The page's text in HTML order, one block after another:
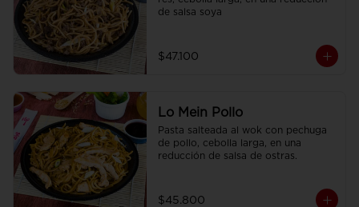
de salsa soya
$47.100
Lo Mein Pollo
Pasta salteada al wok con pechuga
de pollo, cebolla larga, en una
reducción de salsa de ostras.
$45.800